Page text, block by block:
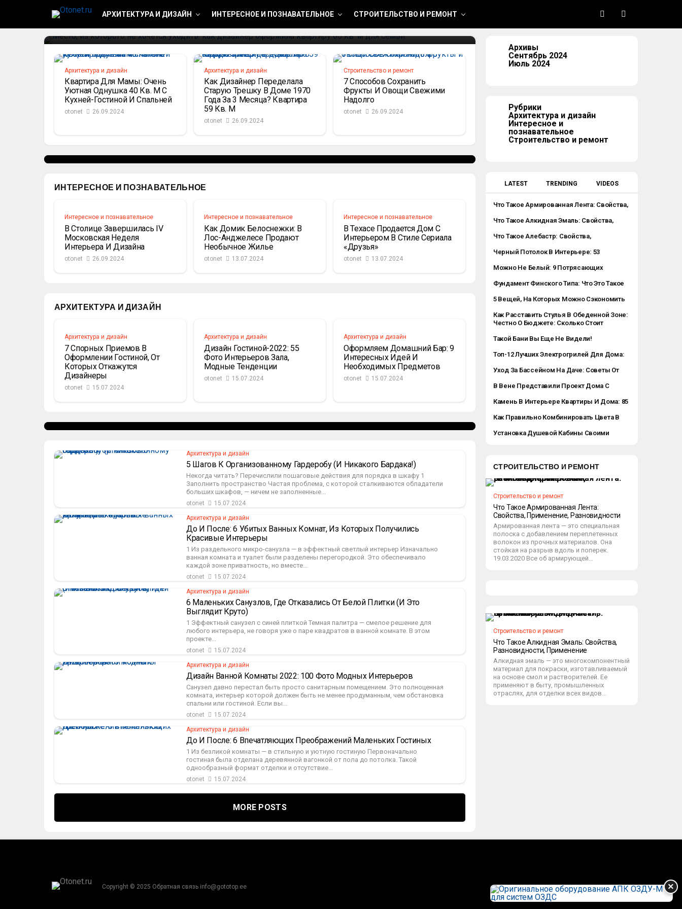
АРХИТЕКТУРА И ДИЗАЙН ИНТЕРЕСНОЕ И ПОЗНАВАТЕЛЬНОЕ СТРОИТЕЛЬСТВО И РЕМОНТ
Оформила Квартиру 80 Кв. М Для Семьи
otonet 26.09.2024
Архитектура и дизайн
Квартира Для Мамы: Очень
Уютная Однушка 40 Кв. М С
Кухней-Гостиной И Спальней
otonet 26.09.2024
Архитектура и дизайн
Как Дизайнер Переделала
Старую Трешку В Доме 1970
Года За 3 Месяца? Квартира
59 Кв. М
otonet 26.09.2024
Строительство и ремонт
7 Способов Сохранить
Фрукты И Овощи Свежими
Надолго
otonet 26.09.2024
СТРОИТЕЛЬСТВО И РЕМОНТ
Что Сделать Вместо Стенки В Гостиной? 7
ИНТЕРЕСНОЕ И ПОЗНАВАТЕЛЬНОЕ
Интересное и познавательное
В Столице Завершилась IV
Московская Неделя
Интерьера И Дизайна
otonet 26.09.2024
Интересное и познавательное
Как Домик Белоснежки: В
Лос-Анджелесе Продают
Необычное Жилье
otonet 13.07.2024
Интересное и познавательное
В Техасе Продается Дом С
Интерьером В Стиле Сериала
«Друзья»
otonet 13.07.2024
АРХИТЕКТУРА И ДИЗАЙН
Архитектура и дизайн
7 Спорных Приемов В
Оформлении Гостиной, От
Которых Откажутся
Дизайнеры
otonet 15.07.2024
Архитектура и дизайн
Дизайн Гостиной-2022: 55
Фото Интерьеров Зала,
Модные Тенденции
otonet 15.07.2024
Архитектура и дизайн
Оформляем Домашний Бар: 9
Интересных Идей И
Необходимых Предметов
otonet 15.07.2024
СТРОИТЕЛЬСТВО И РЕМОНТ
Идеи Для Маленькой Прихожей: Как
Архитектура и дизайн
5 Шагов К Организованному Гардеробу (и Никакого Бардака!)
Некогда читать? Перечислили пошаговые действия для порядка в шкафу 1
Заполнить пространство Частая проблема, с которой сталкиваются обладатели
больших шкафов, — ничем не заполненные...
otonet 15.07.2024
Архитектура и дизайн
До И После: 6 Убитых Ванных Комнат, Из Которых Получились
Красивые Интерьеры
1 Из раздельного микро-санузла — в эффектный светлый интерьер Изначально
ванная комната и туалет были разделены перегородкой. Это обеспечивало
каждой зоне приватность, но вместе...
otonet 15.07.2024
Архитектура и дизайн
6 Маленьких Cанузлов, Где Отказались От Белой Плитки (и Это
Выглядит Круто)
1 Эффектный санузел с синей плиткой Темная палитра — смелое решение для
любого интерьера, не говоря уже о паре квадратов в ванной комнате. В этом
проекте...
otonet 15.07.2024
Архитектура и дизайн
Дизайн Ванной Комнаты 2022: 100 Фото Модных Интерьеров
Санузел давно перестал быть просто санитарным помещением. Это полноценная
комната, интерьер которой должен быть не менее продуманным, чем обстановка
спальни или гостиной. Если вы...
otonet 15.07.2024
Архитектура и дизайн
До И После: 6 Впечатляющих Преображений Маленьких Гостиных
1 Из безликой комнаты — в стильную и уютную гостиную Первоначально
гостиная была отделана деревянной вагонкой от пола до потолка. Такой
однообразный формат отделки и отсутствие...
otonet 15.07.2024
MORE POSTS
Архивы
Сентябрь 2024
Июль 2024
Рубрики
Архитектура и дизайн
Интересное и
познавательное
Строительство и ремонт
LATEST TRENDING VIDEOS
Что Такое Армированная Лента: Свойства,
Что Такое Алкидная Эмаль: Свойства,
Что Такое Алебастр: Свойства,
Черный Потолок В Интерьере: 53
Можно Не Белый: 9 Потрясающих
Потолком
Фундамент Финского Типа: Что Это Такое
5 Вещей, На Которых Можно Сэкономить
Как Расставить Стулья В Обеденной Зоне:
6 Стильных Примеров
Честно О Бюджете: Сколько Стоит
Мнению Дизайнеров
Такой Бани Вы Еще Не Видели!
Кухней И Зоной Отдыха
Топ-12 Лучших Электрогрилей Для Дома:
Уход За Бассейном На Даче: Советы От
В Вене Представили Проект Дома С
Камень В Интерьере Квартиры И Дома: 85
Как Правильно Комбинировать Цвета В
Другие Приемы
Установка Душевой Кабины Своими
СТРОИТЕЛЬСТВО И РЕМОНТ
Строительство и ремонт
Что Такое Армированная Лента:
Свойства, Применение, Разновидности
Армированная лента — это специальная
полоска с добавлением переплетенных
волокон из прочных материалов. Она
стойкая на разрыв вдоль и поперек.
19.03.2020 Все об армирующей...
Строительство и ремонт
Что Такое Алкидная Эмаль: Свойства,
Разновидности, Применение
Алкидная эмаль — это многокомпонентный
материал для покраски, изготавливаемый
на основе смол и растворителей. Ее
применяют в быту, промышленных
отраслях, для отделки всех видов...
Copyright © 2025 Обратная связь info@gototop.ee ×